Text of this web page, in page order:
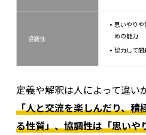
協調性
思いやり
めの能力
協力して
定義や解釈は人によって違い
「人と交流を楽しんだり、積
る性質」、協調性は「思いや